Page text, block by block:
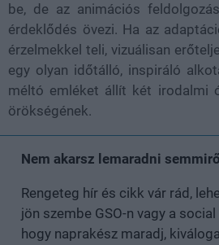
be, de az animációs
érdeklődés övezi. Ha az
érzelmekkel teli, vizuálisan
egy olyan időtálló, inspiráló
méltó emléket állít két irodalmi
örökségének.
Nem akarsz lemaradni
Rengeteg hír és cikk vár rád,
jön szembe GSO-n vagy a
hogy naprakész maradj,